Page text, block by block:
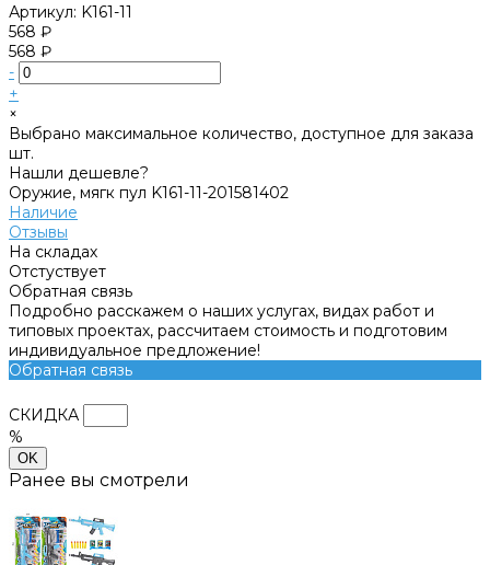
Артикул: K161-11
568 ₽
568 ₽
-
+
×
Выбрано максимальное количество, доступное для заказа
шт.
Нашли дешевле?
Оружие, мягк пул K161-11-201581402
Наличие
Отзывы
На складах
Отстуствует
Обратная связь
Подробно расскажем о наших услугах, видах работ и
типовых проектах, рассчитаем стоимость и подготовим
индивидуальное предложение!
Обратная связь
СКИДКА
%
OK
Ранее вы смотрели